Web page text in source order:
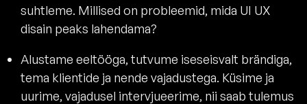
suhtleme. Millised on probleemid, mida UI UX
disain peaks lahendama?
Alustame eeltööga, tutvume iseseisvalt brändiga,
tema klientide ja nende vajadustega. Küsime ja
uurime, vajadusel intervjueerime, nii saab tulemus